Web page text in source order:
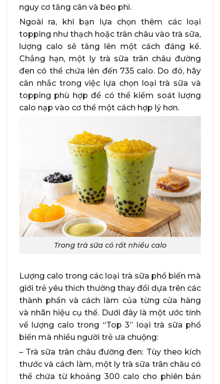
nguy cơ tăng cân và béo phì.
Ngoài ra, khi bạn lựa chọn thêm các loại
topping như thạch hoặc trân châu vào trà sữa,
lượng calo sẽ tăng lên một cách đáng kể.
Chẳng hạn, một ly trà sữa trân châu đường
đen có thể chứa lên đến 735 calo. Do đó, hãy
cân nhắc trong việc lựa chọn loại trà sữa và
topping phù hợp để có thể kiểm soát lượng
calo nạp vào cơ thể một cách hợp lý hơn.
Trong trà sữa có rất nhiều calo
Lượng calo trong các loại trà sữa phổ biến mà
giới trẻ yêu thích thường thay đổi dựa trên các
thành phần và cách làm của từng cửa hàng
và nhãn hiệu cụ thể. Dưới đây là một ước tính
về lượng calo trong “Top 3” loại trà sữa phổ
biến mà nhiều người trẻ ưa chuộng:
– Trà sữa trân châu đường đen: Tùy theo kích
thước và cách làm, một ly trà sữa trân châu có
thể chứa từ khoảng 300 calo cho phiên bản